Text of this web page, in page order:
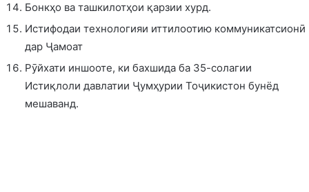
Бонкҳо ва ташкилотҳои қарзии хурд.
Истифодаи технологияи иттилоотию коммуникатсионӣ
дар Ҷамоат
Рӯйхати иншооте, ки бахшида ба 35-солагии
Истиқлоли давлатии Ҷумҳурии Тоҷикистон бунёд
мешаванд.